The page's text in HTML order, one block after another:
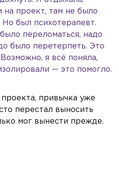
на проект, там не было
Но был психотерапевт.
переломаться, надо
было перетерпеть. Это
я всё поняла,
— это помогло.
привычка уже
перестал выносить
мог вынести прежде.